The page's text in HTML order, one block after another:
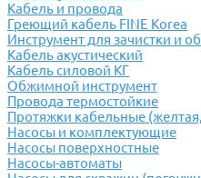
Кабель и провода
Греющий кабель FINE Korea
Инструмент для зачистки и
Кабель акустический
Кабель силовой КГ
Обжимной инструмент
Провода термостойкие
Протяжки кабельные
Насосы и комплектующие
Насосы поверхностные
Насосы-автоматы